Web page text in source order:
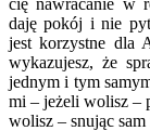
daję pokój i nie
jest korzystne dla
wykazujesz, że
jednym i tym
mi – jeżeli wolisz –
wolisz – snując sam